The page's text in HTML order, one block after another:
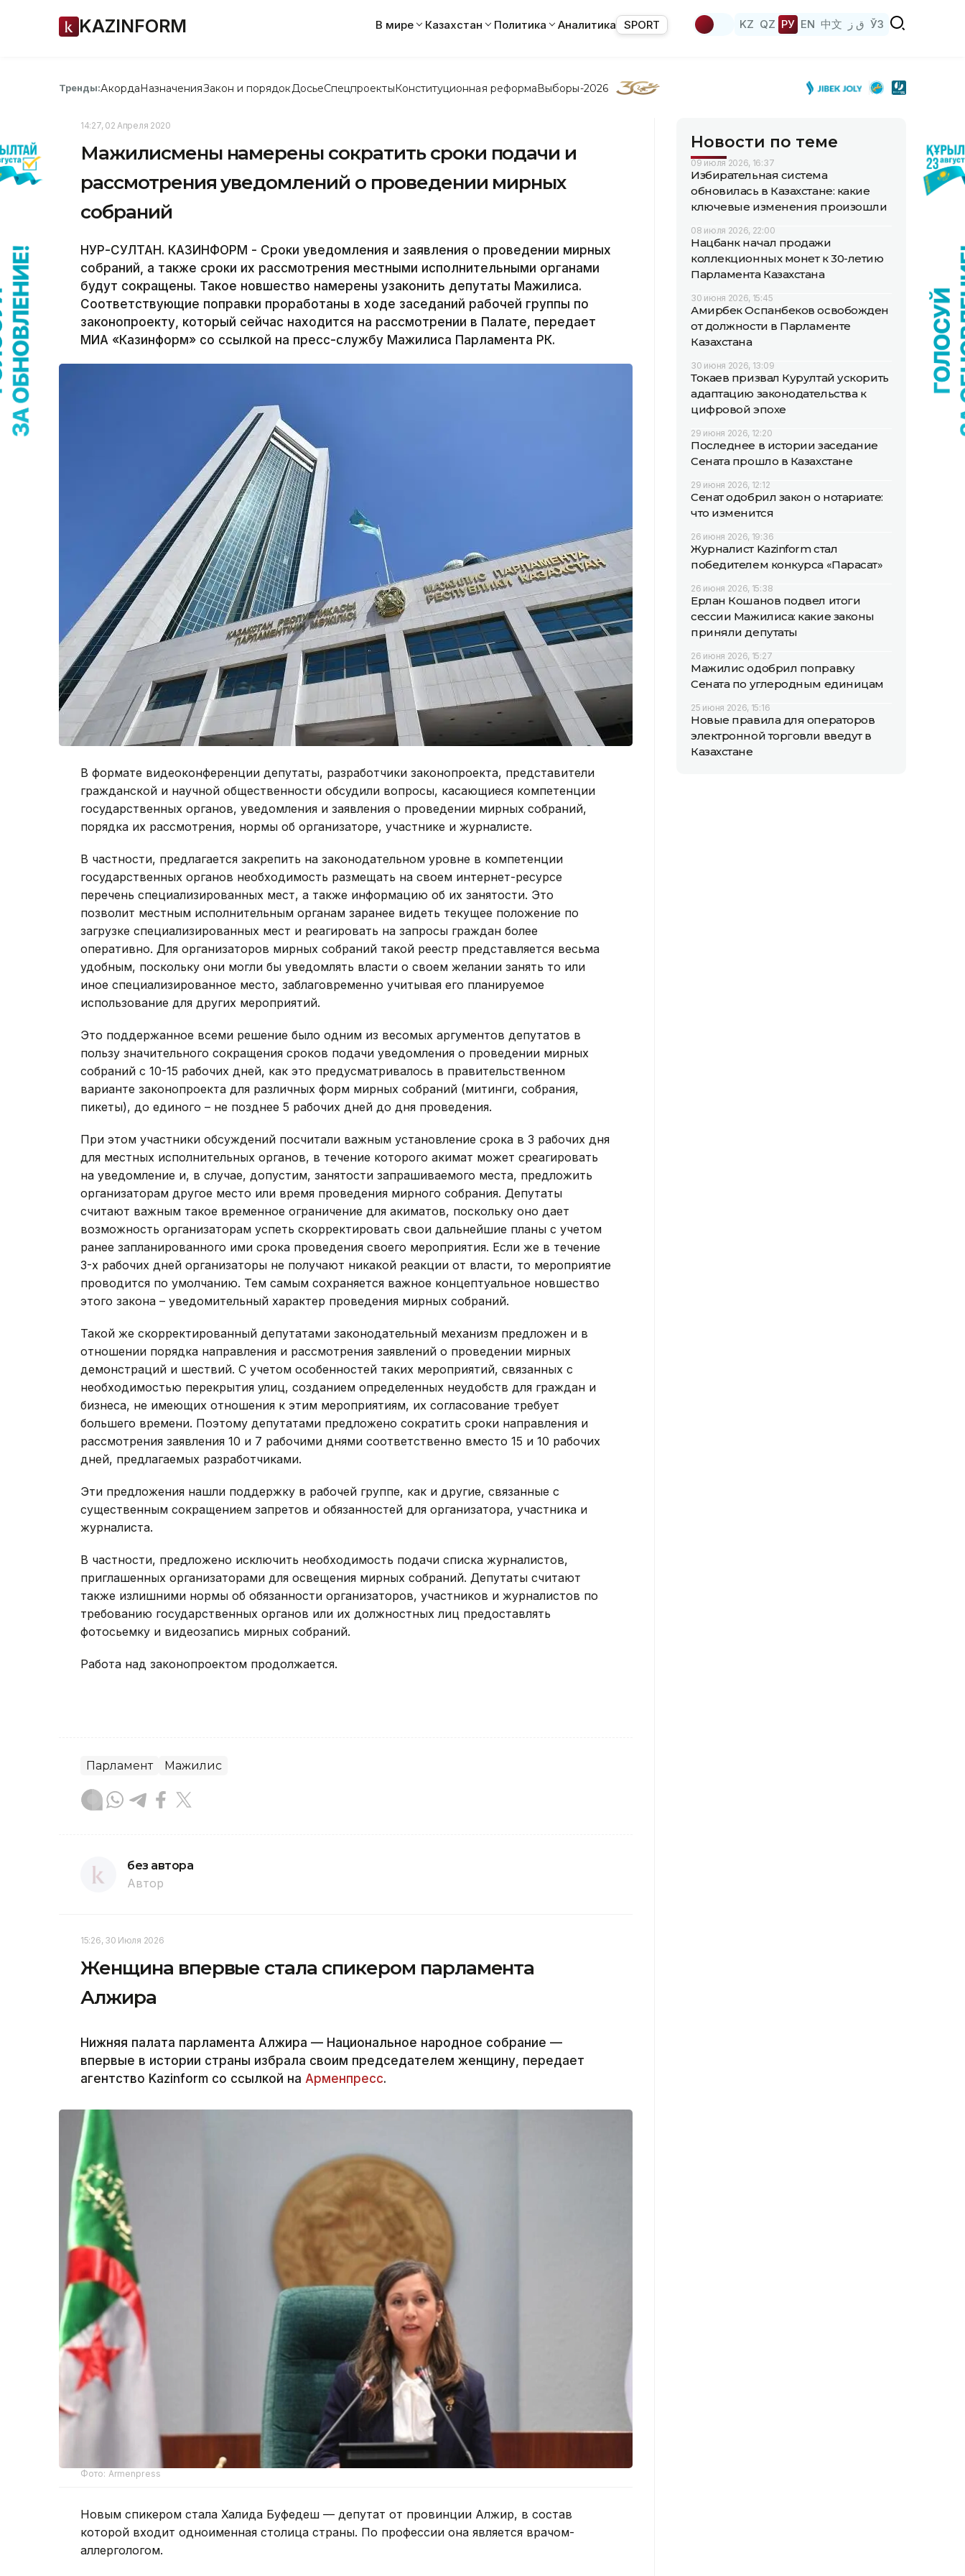
KAZINFORM В мире Казахстан Политика Аналитика SPORT KZ QZ РУ EN 中文 ق ز ЎЗ
Тренды:АкордаНазначенияЗакон и порядок ДосьеСпецпроектыКонституционная реформаВыборы-2026
14:27, 02 Апреля 2020
Мажилисмены намерены сократить сроки подачи и
рассмотрения уведомлений о проведении мирных
собраний
НУР-СУЛТАН. КАЗИНФОРМ - Сроки уведомления и заявления о проведении мирных
собраний, а также сроки их рассмотрения местными исполнительными органами
будут сокращены. Такое новшество намерены узаконить депутаты Мажилиса.
Соответствующие поправки проработаны в ходе заседаний рабочей группы по
законопроекту, который сейчас находится на рассмотрении в Палате, передает
МИА «Казинформ» со ссылкой на пресс-службу Мажилиса Парламента РК.
В формате видеоконференции депутаты, разработчики законопроекта, представители
гражданской и научной общественности обсудили вопросы, касающиеся компетенции
государственных органов, уведомления и заявления о проведении мирных собраний,
порядка их рассмотрения, нормы об организаторе, участнике и журналисте.
В частности, предлагается закрепить на законодательном уровне в компетенции
государственных органов необходимость размещать на своем интернет-ресурсе
перечень специализированных мест, а также информацию об их занятости. Это
позволит местным исполнительным органам заранее видеть текущее положение по
загрузке специализированных мест и реагировать на запросы граждан более
оперативно. Для организаторов мирных собраний такой реестр представляется весьма
удобным, поскольку они могли бы уведомлять власти о своем желании занять то или
иное специализированное место, заблаговременно учитывая его планируемое
использование для других мероприятий.
Это поддержанное всеми решение было одним из весомых аргументов депутатов в
пользу значительного сокращения сроков подачи уведомления о проведении мирных
собраний с 10-15 рабочих дней, как это предусматривалось в правительственном
варианте законопроекта для различных форм мирных собраний (митинги, собрания,
пикеты), до единого – не позднее 5 рабочих дней до дня проведения.
При этом участники обсуждений посчитали важным установление срока в 3 рабочих дня
для местных исполнительных органов, в течение которого акимат может среагировать
на уведомление и, в случае, допустим, занятости запрашиваемого места, предложить
организаторам другое место или время проведения мирного собрания. Депутаты
считают важным такое временное ограничение для акиматов, поскольку оно дает
возможность организаторам успеть скорректировать свои дальнейшие планы с учетом
ранее запланированного ими срока проведения своего мероприятия. Если же в течение
3-х рабочих дней организаторы не получают никакой реакции от власти, то мероприятие
проводится по умолчанию. Тем самым сохраняется важное концептуальное новшество
этого закона – уведомительный характер проведения мирных собраний.
Такой же скорректированный депутатами законодательный механизм предложен и в
отношении порядка направления и рассмотрения заявлений о проведении мирных
демонстраций и шествий. С учетом особенностей таких мероприятий, связанных с
необходимостью перекрытия улиц, созданием определенных неудобств для граждан и
бизнеса, не имеющих отношения к этим мероприятиям, их согласование требует
большего времени. Поэтому депутатами предложено сократить сроки направления и
рассмотрения заявления 10 и 7 рабочими днями соответственно вместо 15 и 10 рабочих
дней, предлагаемых разработчиками.
Эти предложения нашли поддержку в рабочей группе, как и другие, связанные с
существенным сокращением запретов и обязанностей для организатора, участника и
журналиста.
В частности, предложено исключить необходимость подачи списка журналистов,
приглашенных организаторами для освещения мирных собраний. Депутаты считают
также излишними нормы об обязанности организаторов, участников и журналистов по
требованию государственных органов или их должностных лиц предоставлять
фотосьемку и видеозапись мирных собраний.
Работа над законопроектом продолжается.
Парламент Мажилис
без автора
Автор
15:26, 30 Июля 2026
Женщина впервые стала спикером парламента
Алжира
Нижняя палата парламента Алжира — Национальное народное собрание —
впервые в истории страны избрала своим председателем женщину, передает
агентство Kazinform со ссылкой на Арменпресс.
Фото: Armenpress
Новым спикером стала Халида Буфедеш — депутат от провинции Алжир, в состав
которой входит одноименная столица страны. По профессии она является врачом-
аллергологом.
Новости по теме
09 июля 2026, 16:37
Избирательная система
обновилась в Казахстане: какие
ключевые изменения произошли
08 июля 2026, 22:00
Нацбанк начал продажи
коллекционных монет к 30-летию
Парламента Казахстана
30 июня 2026, 15:45
Амирбек Оспанбеков освобожден
от должности в Парламенте
Казахстана
30 июня 2026, 13:09
Токаев призвал Курултай ускорить
адаптацию законодательства к
цифровой эпохе
29 июня 2026, 12:20
Последнее в истории заседание
Сената прошло в Казахстане
29 июня 2026, 12:12
Сенат одобрил закон о нотариате:
что изменится
26 июня 2026, 19:36
Журналист Kazinform стал
победителем конкурса «Парасат»
26 июня 2026, 15:38
Ерлан Кошанов подвел итоги
сессии Мажилиса: какие законы
приняли депутаты
26 июня 2026, 15:27
Мажилис одобрил поправку
Сената по углеродным единицам
25 июня 2026, 15:16
Новые правила для операторов
электронной торговли введут в
Казахстане